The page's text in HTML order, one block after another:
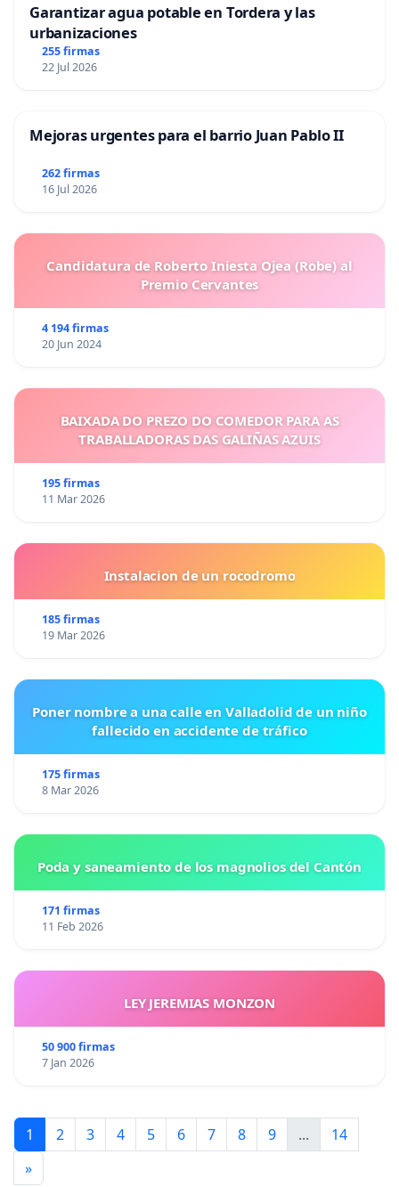
Garantizar agua potable en Tordera y las
urbanizaciones
255 firmas
22 Jul 2026
Mejoras urgentes para el barrio Juan Pablo II
262 firmas
16 Jul 2026
Candidatura de Roberto Iniesta Ojea (Robe) al
Premio Cervantes
4 194 firmas
20 Jun 2024
BAIXADA DO PREZO DO COMEDOR PARA AS
TRABALLADORAS DAS GALIÑAS AZUIS
195 firmas
11 Mar 2026
Instalacion de un rocodromo
185 firmas
19 Mar 2026
Poner nombre a una calle en Valladolid de un niño
fallecido en accidente de tráfico
175 firmas
8 Mar 2026
Poda y saneamiento de los magnolios del Cantón
171 firmas
11 Feb 2026
LEY JEREMIAS MONZON
50 900 firmas
7 Jan 2026
1 2 3 4 5 6 7 8 9 ...
14
»